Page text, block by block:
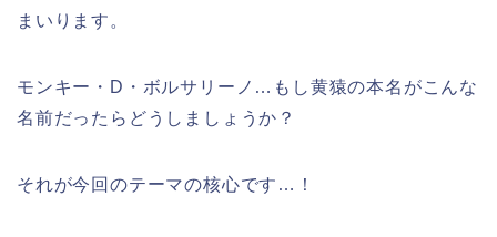
まいります。
モンキー・D・ボルサリーノ…もし黄猿の本名がこんな
名前だったらどうしましょうか？
それが今回のテーマの核心です…！